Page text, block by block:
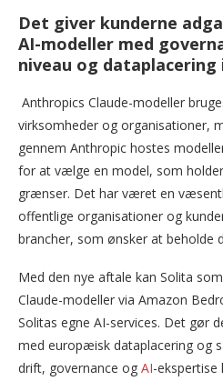
Det giver kunderne
AI-modeller med
niveau og dataplacering
Anthropics Claude-modeller
virksomheder og organisationer,
gennem Anthropic hostes
for at vælge en model, som holder
grænser. Det har været en
offentlige organisationer og
brancher, som ønsker at beholde
Med den nye aftale kan Solita
Claude-modeller via Amazon
Solitas egne AI-services. Det gør
med europæisk dataplacering og
drift, governance og AI-ekspertise